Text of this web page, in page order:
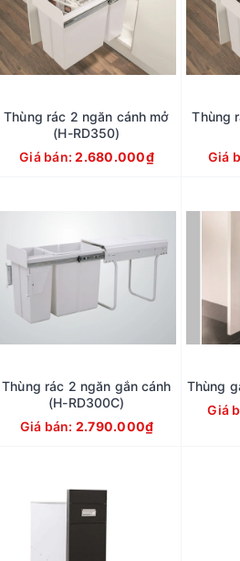
Thùng rác 2 ngăn cánh mở
(H-RD350)
Giá bán:2.680.000₫
Thùng
Giá
Thùng rác 2 ngăn gắn cánh
(H-RD300C)
Giá bán: 2.790.000₫
Thùng
Giá